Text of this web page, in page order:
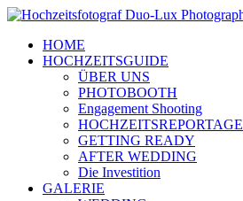
Zum
springenHOME
HOCHZEITSGUIDE
ÜBER UNS
PHOTOBOOTH
Engagement Shooting
HOCHZEITSREPORTAGE
GETTING READY
AFTER WEDDING
Die Investition
GALERIE